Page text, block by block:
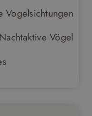
Vogelsichtungen
Vögel